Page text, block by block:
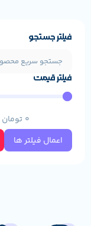
فیلتر جستجو
فیلتر قیمت
0 تومان
اعمال فیلتر ها